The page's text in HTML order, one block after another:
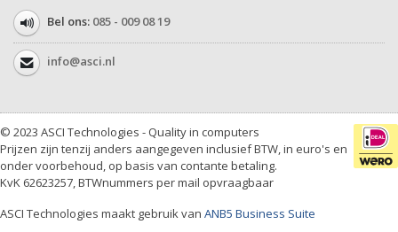
Bel ons: 085 - 009 08 19
info@asci.nl
© 2023 ASCI Technologies - Quality in computers
Prijzen zijn tenzij anders aangegeven inclusief BTW, in euro's en
onder voorbehoud, op basis van contante betaling.
KvK 62623257, BTWnummers per mail opvraagbaar
ASCI Technologies maakt gebruik van ANB5 Business Suite